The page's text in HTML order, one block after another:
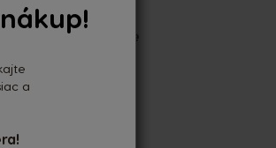
a
Žiadne recenzie